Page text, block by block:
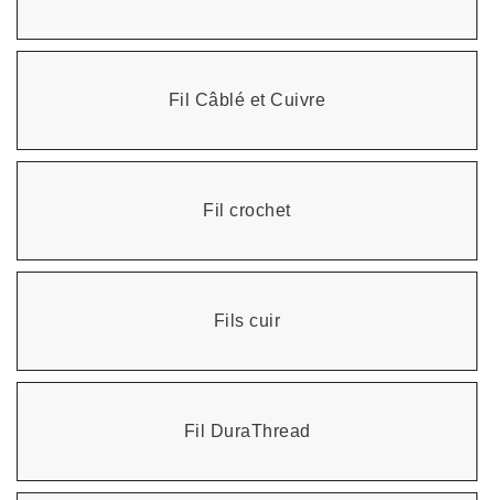
Fil Câblé et Cuivre
Fil crochet
Fils cuir
Fil DuraThread